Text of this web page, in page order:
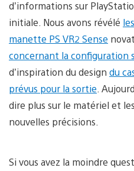
d’informations sur
initiale. Nous avons révélé
manette PS VR2 Sense
concernant la configuration
d’inspiration du design du
prévus pour la sortie .
dire plus sur le matériel et
nouvelles précisions.
Si vous avez la moindre